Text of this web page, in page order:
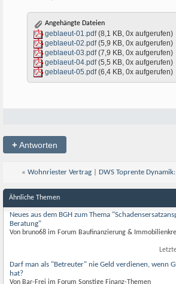
Angehängte Dateien
geblaeut-01.pdf (8,1 KB, 0x aufgerufen)
geblaeut-02.pdf (5,9 KB, 0x aufgerufen)
geblaeut-03.pdf (7,9 KB, 0x aufgerufen)
geblaeut-04.pdf (5,5 KB, 0x aufgerufen)
geblaeut-05.pdf (6,4 KB, 0x aufgerufen)
+Antworten
« Wohnriester Vertrag DWS Toprente
Ähnliche Themen
Neues aus dem BGH zum Thema
Beratung"
Von bruno68 im Forum Baufinanzierung &
Darf man als "Betreuter" nie Geld verdienen, wenn
hat?
Von Bar-Frei im Forum Sonstige Finanz-Themen